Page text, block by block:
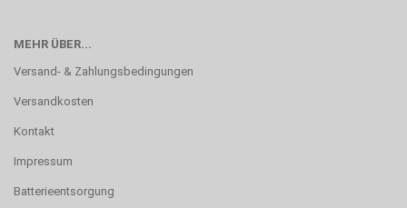
MEHR ÜBER...
Versand- & Zahlungsbedingungen
Versandkosten
Kontakt
Impressum
Batterieentsorgung